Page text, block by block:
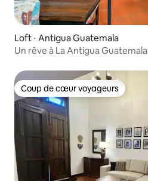
Loft ⋅ Antigua Guatemala
Un rêve à La Antigua Guatemala
Coup de cœur voyageurs
Coup de cœur voyageurs